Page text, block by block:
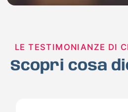
LE TESTIMONIANZE DI
Scopri cosa